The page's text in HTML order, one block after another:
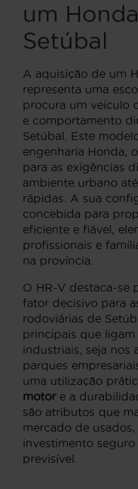
um
Setúbal
A aquisição de um
representa uma
procura um veículo
e comportamento
Setúbal. Este
engenharia Honda,
para as exigências
ambiente urbano
rápidas. A sua
concebida para
eficiente e fiável,
profissionais e
na província.
O HR-V destaca-se
fator decisivo para
rodoviárias de
principais que ligam
industriais, seja nos
parques
uma utilização
motore a
são atributos que
mercado de
investimento
previsível.